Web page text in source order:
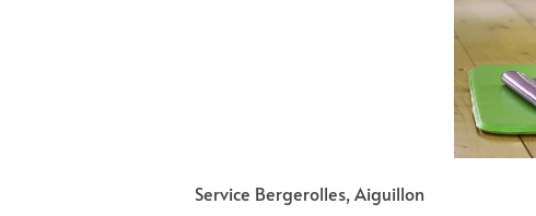
Service Bergerolles, Aiguillon